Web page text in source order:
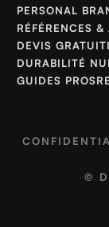
PERSONAL
RÉFÉRENCES &
DEVIS GRATUIT
DURABILITÉ
GUIDES PROS
©